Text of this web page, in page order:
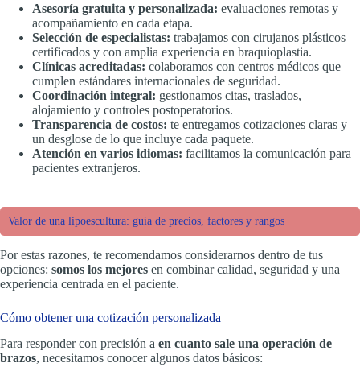
Asesoría gratuita y personalizada: evaluaciones remotas y
acompañamiento en cada etapa.
Selección de especialistas: trabajamos con cirujanos plásticos
certificados y con amplia experiencia en braquioplastia.
Clínicas acreditadas: colaboramos con centros médicos que
cumplen estándares internacionales de seguridad.
Coordinación integral: gestionamos citas, traslados,
alojamiento y controles postoperatorios.
Transparencia de costos: te entregamos cotizaciones claras y
un desglose de lo que incluye cada paquete.
Atención en varios idiomas: facilitamos la comunicación para
pacientes extranjeros.
Valor de una lipoescultura: guía de precios, factores y rangos
Por estas razones, te recomendamos considerarnos dentro de tus
opciones: somos los mejores en combinar calidad, seguridad y una
experiencia centrada en el paciente.
Cómo obtener una cotización personalizada
Para responder con precisión a en cuanto sale una operación de
brazos, necesitamos conocer algunos datos básicos: